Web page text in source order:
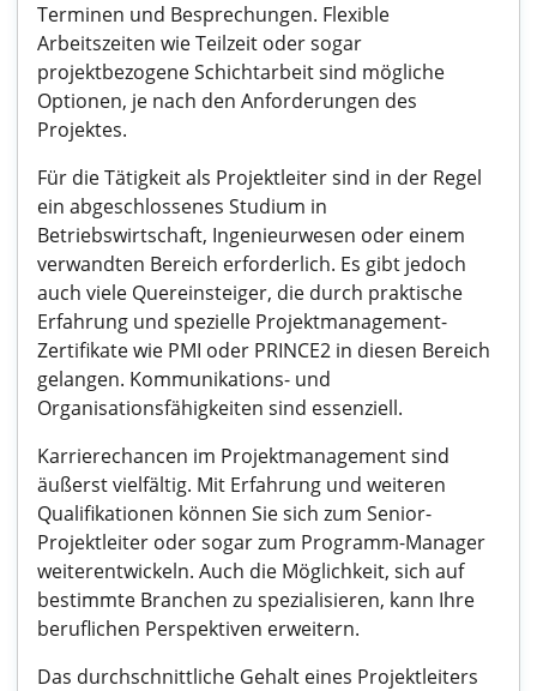
Terminen und Besprechungen. Flexible
Arbeitszeiten wie Teilzeit oder sogar
projektbezogene Schichtarbeit sind mögliche
Optionen, je nach den Anforderungen des
Projektes.
Für die Tätigkeit als Projektleiter sind in der Regel
ein abgeschlossenes Studium in
Betriebswirtschaft, Ingenieurwesen oder einem
verwandten Bereich erforderlich. Es gibt jedoch
auch viele Quereinsteiger, die durch praktische
Erfahrung und spezielle Projektmanagement-
Zertifikate wie PMI oder PRINCE2 in diesen Bereich
gelangen. Kommunikations- und
Organisationsfähigkeiten sind essenziell.
Karrierechancen im Projektmanagement sind
äußerst vielfältig. Mit Erfahrung und weiteren
Qualifikationen können Sie sich zum Senior-
Projektleiter oder sogar zum Programm-Manager
weiterentwickeln. Auch die Möglichkeit, sich auf
bestimmte Branchen zu spezialisieren, kann Ihre
beruflichen Perspektiven erweitern.
Das durchschnittliche Gehalt eines Projektleiters